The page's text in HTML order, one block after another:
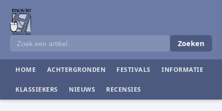
Zoeken
HOME ACHTERGRONDEN FESTIVALS INFORMATIE
KLASSIEKERS NIEUWS RECENSIES